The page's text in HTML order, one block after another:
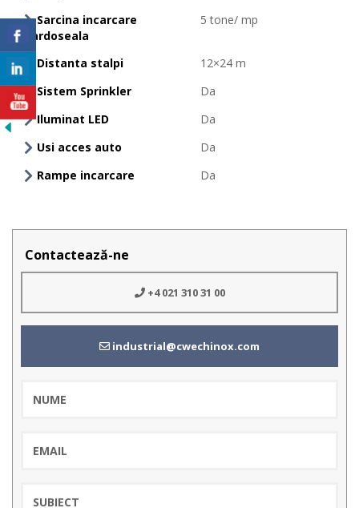
Sarcina incarcare
pardoseala
5 tone/ mp
Distanta stalpi
12×24 m
Sistem Sprinkler
Da
Iluminat LED
Da
Usi acces auto
Da
Rampe incarcare
Da
Contactează-ne
+4 021 310 31 00
industrial@cwechinox.com